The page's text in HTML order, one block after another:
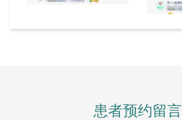
患者预约留言